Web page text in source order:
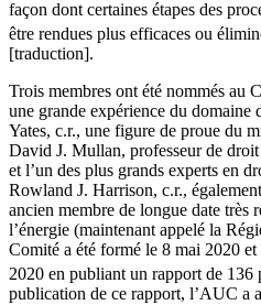
façon dont certaines étapes des
être rendues plus efficaces ou
[traduction].
Trois membres ont été nommés au
une grande expérience du
Yates, c.r., une figure de proue du
David J. Mullan, professeur de
et l’un des plus grands experts en
Rowland J. Harrison, c.r.,
ancien membre de longue date très
l’énergie (maintenant appelé la
Comité a été formé le 8 mai 2020
2020 en publiant un rapport de 136
publication de ce rapport, l’AUC a